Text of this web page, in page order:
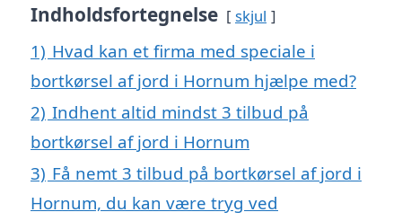
Indholdsfortegnelse skjul
1) Hvad kan et firma med speciale i
bortkørsel af jord i Hornum hjælpe med?
2) Indhent altid mindst 3 tilbud på
bortkørsel af jord i Hornum
3) Få nemt 3 tilbud på bortkørsel af jord i
Hornum, du kan være tryg ved